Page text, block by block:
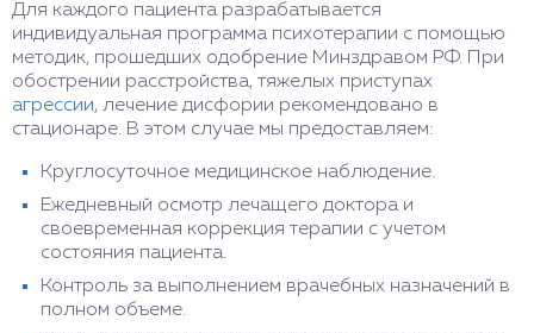
Для каждого пациента разрабатывается
индивидуальная программа психотерапии с помощью
методик, прошедших одобрение Минздравом РФ. При
обострении расстройства, тяжелых приступах
агрессии, лечение дисфории рекомендовано в
стационаре. В этом случае мы предоставляем:
Круглосуточное медицинское наблюдение.
Ежедневный осмотр лечащего доктора и
своевременная коррекция терапии с учетом
состояния пациента.
Контроль за выполнением врачебных назначений в
полном объеме.